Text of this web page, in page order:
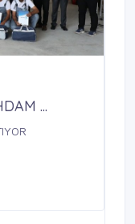
...